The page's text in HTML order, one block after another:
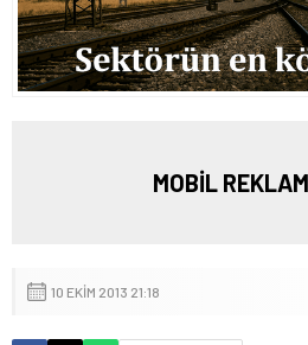
MOBİL
10 EKIM 2013 21:18